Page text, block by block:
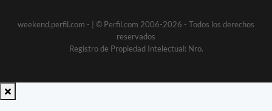
weekend.perfil.com -
| © Perfil.com 2006-2026 - Todos los derechos
reservados
Registro de Propiedad Intelectual: Nro.